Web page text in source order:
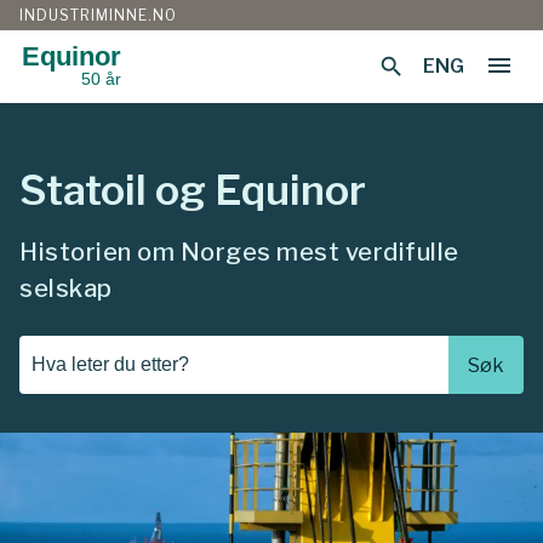
menu
INDUSTRIMINNE.NO
Equinor
50 år search ENG
Statoil og Equinor
Historien om Norges mest verdifulle
selskap
Søk...
Søk